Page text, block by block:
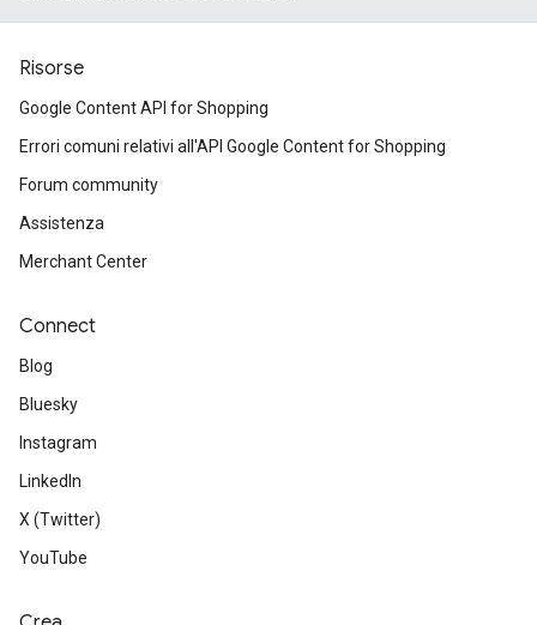
Risorse
Google Content API for Shopping
Errori comuni relativi all'API Google Content for Shopping
Forum community
Assistenza
Merchant Center
Connect
Blog
Bluesky
Instagram
LinkedIn
X (Twitter)
YouTube